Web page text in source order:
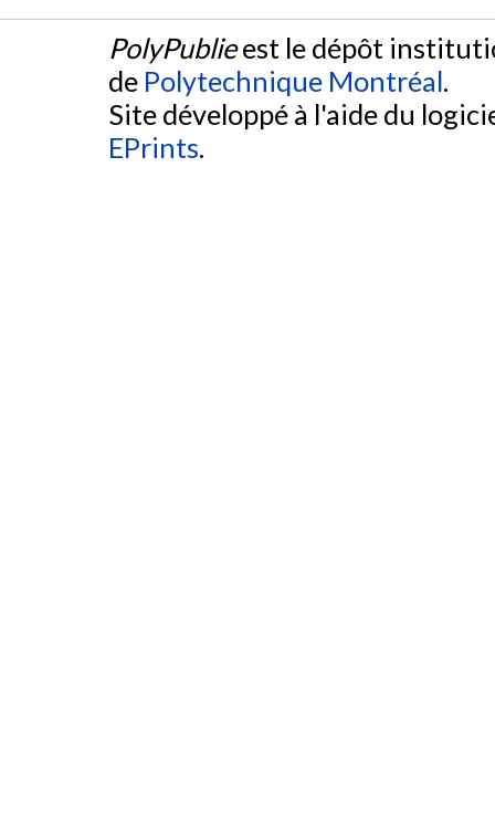
PolyPublieest le dépôt
de Polytechnique Montréal.
Site développé à l'aide du
EPrints.